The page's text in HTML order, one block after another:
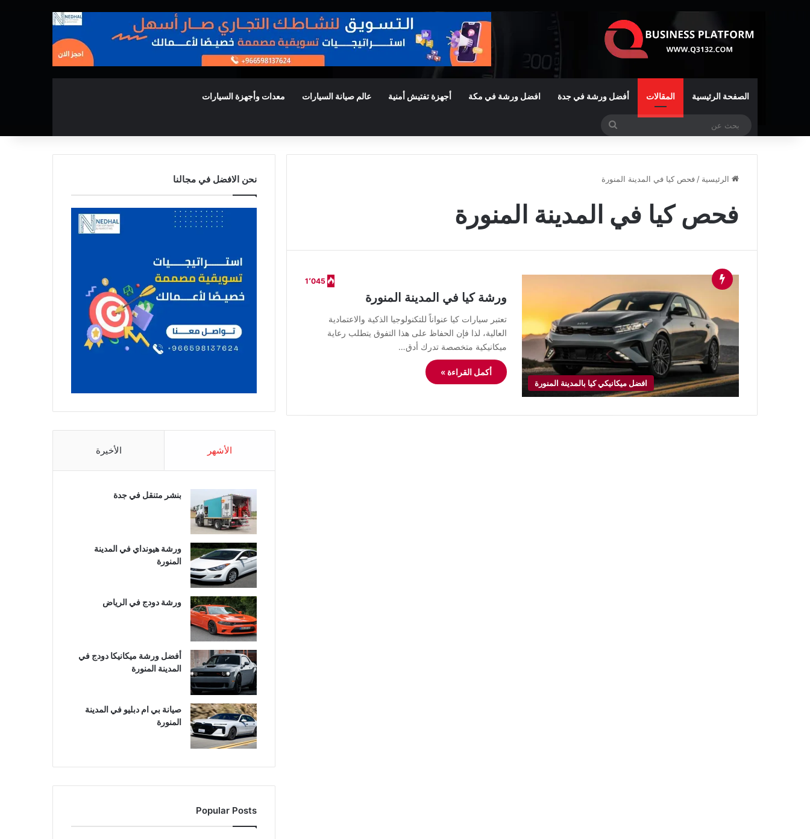
الصفحة الرئيسية المقالات أفضل ورشة في جدة افضل ورشة في مكة أجهزة تفتيش أمنية عالم صيانة السيارات معدات وأجهزة السيارات
الرئيسية / فحص كيا في المدينة المنورة
فحص كيا في المدينة المنورة
افضل ميكانيكي كيا بالمدينة المنورة
1٬045
ورشة كيا في المدينة المنورة
​تعتبر سيارات كيا عنواناً للتكنولوجيا الذكية والاعتمادية
العالية، لذا فإن الحفاظ على هذا التفوق يتطلب رعاية
ميكانيكية متخصصة تدرك أدق…
أكمل القراءة »
نحن الافضل في مجالنا
الأشهر الأخيرة
بنشر متنقل في جدة
ورشة هيونداي في المدينة
المنورة
ورشة دودج في الرياض
أفضل ورشة ميكانيكا دودج في
المدينة المنورة
صيانة بي ام دبليو في المدينة
المنورة
Popular Posts